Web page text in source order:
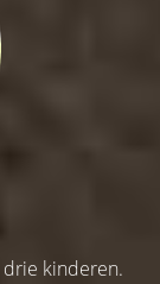
drie kinderen.